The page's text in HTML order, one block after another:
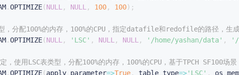
.OPTIMIZE(NULL , NULL , 100, 100) ;
，分配100%的内存，100%的CPU，指定datafile和redofile的路径，生成
.OPTIMIZE(NULL , 'LSC' , NULL , NULL , '/home/yashan/data' , '/
使用LSC表类型，分配100%的内存，100%的CPU，基于TPCH SF100场
.OPTIMIZE(apply_parameter=>True, table_type=>'LSC' ,